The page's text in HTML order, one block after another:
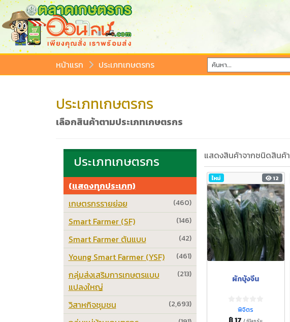
หน้าแรก ประเภทเกษตรกร
ประเภทเกษตรกร
เลือกสินค้าตามประเภทเกษตรกร
แสดงสินค้าจากชนิดสินค้า
ใหม่ 12
ผักบุ้งจีน
พิจิตร
ประเภทเกษตรกร
(แสดงทุกประเภท)
(460)
เกษตรกรรายย่อย
(146)
Smart Farmer (SF)
(42)
Smart Farmer ต้นแบบ
(461)
Young Smart Farmer (YSF)
(213)
กลุ่มส่งเสริมการเกษตรแบบ
แปลงใหญ่
(2,693)
วิสาหกิจชุมชน